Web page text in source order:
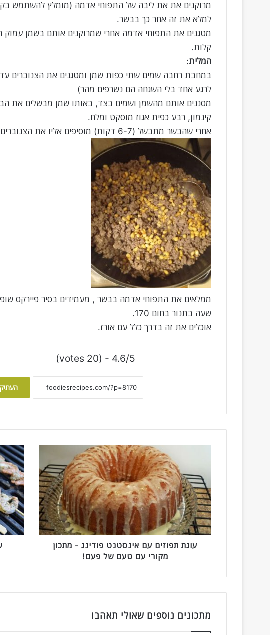
מרוקנים את את ליבה של התפוחי אדמה (מומלץ להשתמש
למלא את זה אחר כך בבשר.
קלות.
המלית:
במחבת רחבה שמים שתי כפות שמן ומטגנים את הצנוברים
לרגע אחד בלי השגחה הם נשרפים מהר)
מסננים אותם מהשמן ושמים בצד, באותו שמן מבשלים את
קינמון, רבע כפית אגוז מוסקט ומלח.
אחרי שהבשר מתבשל (6-7 דקות) מוסיפים אליו את הצנוברים .
ממלאים את התפוחי אדמה בבשר , מעמידים בסיר פיירקס
שעה בתנור בחום 170.
אוכלים את זה בדרך כלל עם אורז.
4.6/5 - (20 votes)
ת
פ
ו
ז
י
א
ט
עוגת תפוזים עם אינסטנט פודינג - מתכון
מקורי עם טעם של פעם!
ש
י
פ
ו
ד
י
ש
ר
י
-
מתכונים נוספים שאולי תאהבו